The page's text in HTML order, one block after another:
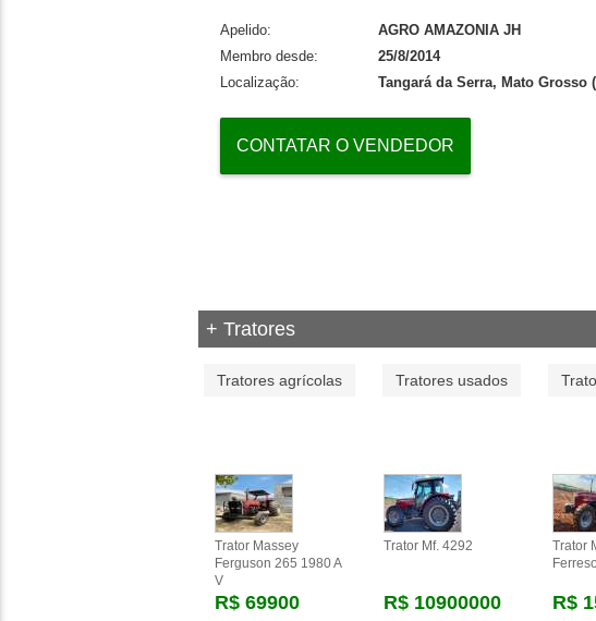
Apelido:
AGRO AMAZONIA JH
Membro desde:
25/8/2014
Localização:
Tangará da Serra, Mato Grosso
CONTATAR O VENDEDOR
+ Tratores
Tratores agrícolas Tratores usados
Trator Massey
Ferguson 265 1980 A
V
R$ 69900
Trator Mf. 4292
R$ 10900000
Trator
R$